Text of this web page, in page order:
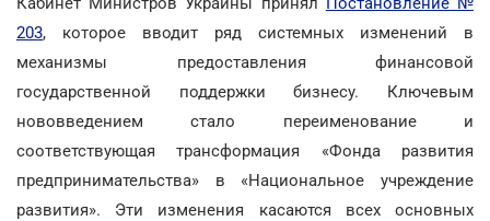
203, которое вводит ряд системных изменений в
механизмы предоставления финансовой
государственной поддержки бизнесу. Ключевым
нововведением стало переименование и
соответствующая трансформация «Фонда развития
предпринимательства» в «Национальное учреждение
развития». Эти изменения касаются всех основных